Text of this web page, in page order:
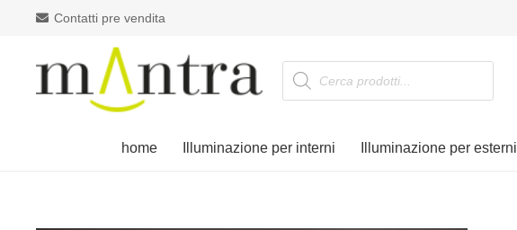
Contatti pre vendita
Products
search
home Illuminazione per interni Illuminazione per esterni